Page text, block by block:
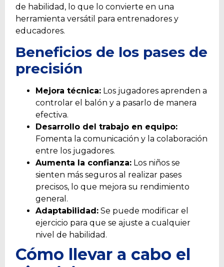
de habilidad, lo que lo convierte en una
herramienta versátil para entrenadores y
educadores.
Beneficios de los pases de
precisión
Mejora técnica: Los jugadores aprenden a
controlar el balón y a pasarlo de manera
efectiva.
Desarrollo del trabajo en equipo:
Fomenta la comunicación y la colaboración
entre los jugadores.
Aumenta la confianza: Los niños se
sienten más seguros al realizar pases
precisos, lo que mejora su rendimiento
general.
Adaptabilidad: Se puede modificar el
ejercicio para que se ajuste a cualquier
nivel de habilidad.
Cómo llevar a cabo el